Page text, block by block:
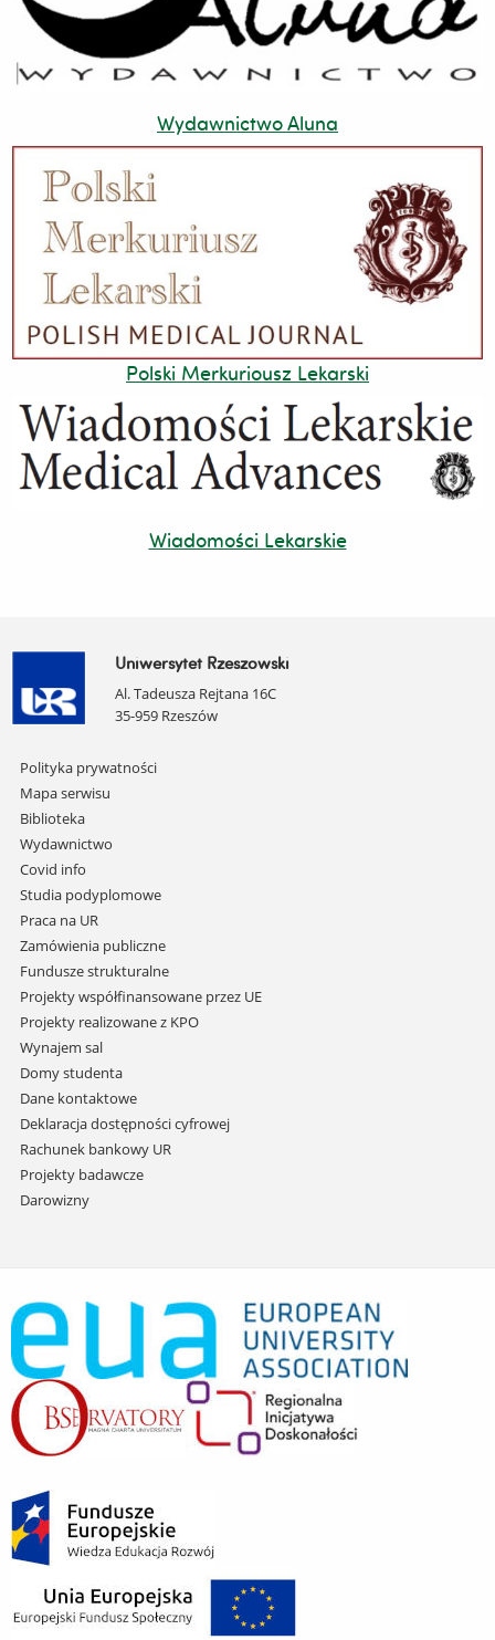
Wydawnictwo Aluna
Polski Merkuriousz Lekarski
Wiadomości Lekarskie
Uniwersytet Rzeszowski
Al. Tadeusza Rejtana 16C
35-959 Rzeszów
Pomiń
nawigację
i
przejdź
do
treści
Polityka prywatności
Mapa serwisu
Biblioteka
Wydawnictwo
Covid info
Studia podyplomowe
Praca na UR
Zamówienia publiczne
Fundusze strukturalne
Projekty współfinansowane przez UE
Projekty realizowane z KPO
Wynajem sal
Domy studenta
Dane kontaktowe
Deklaracja dostępności cyfrowej
Rachunek bankowy UR
Projekty badawcze
Darowizny